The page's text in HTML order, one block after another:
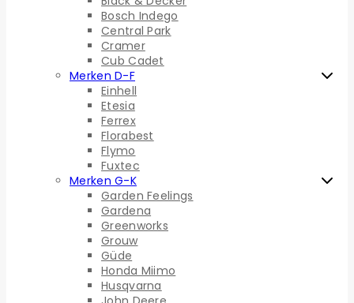
Bosch Indego
Central Park
Cramer
Cub Cadet
Merken D-F
Einhell
Etesia
Ferrex
Florabest
Flymo
Fuxtec
Merken G-K
Garden Feelings
Gardena
Greenworks
Grouw
Güde
Honda Miimo
Husqvarna